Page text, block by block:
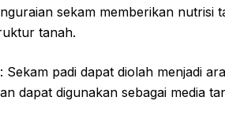
sekam memberikan nutrisi
tanah.
: Sekam padi dapat diolah menjadi
dapat digunakan sebagai media